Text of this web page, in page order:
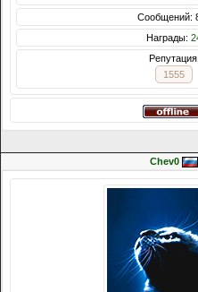
Сообщений:
Награды:
Репутация:
1555
Chev0